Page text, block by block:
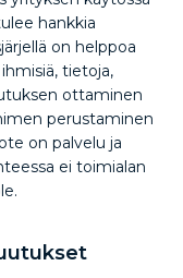
hankkia
on helppoa
tietoja,
ottaminen
perustaminen
on palvelu ja
ei toimialan